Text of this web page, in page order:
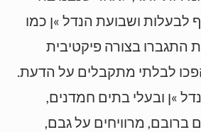
ושבועת הנדל »ן כמו
התגברו בצורה פיקטיבית
לבלתי מתקבלים על הדעת.
»ן ובעלי בתים חמדנים,
ברובם, מרוויחים על גבם,